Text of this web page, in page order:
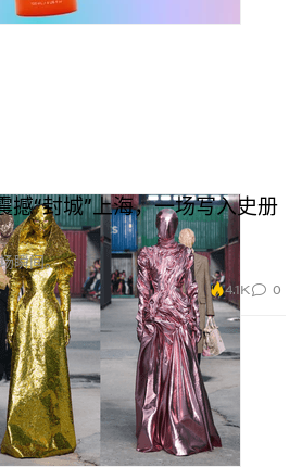
撼“封城”上海，一场写入史册
瞬间。
4.1K 0